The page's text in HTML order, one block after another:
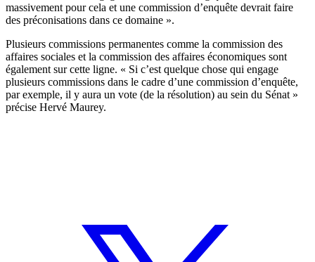
massivement pour cela et une commission d’enquête devrait faire
des préconisations dans ce domaine ».
Plusieurs commissions permanentes comme la commission des
affaires sociales et la commission des affaires économiques sont
également sur cette ligne. « Si c’est quelque chose qui engage
plusieurs commissions dans le cadre d’une commission d’enquête,
par exemple, il y aura un vote (de la résolution) au sein du Sénat »
précise Hervé Maurey.